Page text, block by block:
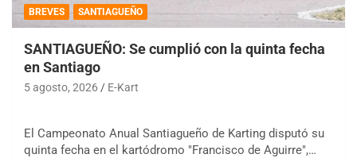
BREVES SANTIAGUEÑO
SANTIAGUEÑO: Se cumplió con la quinta fecha
en Santiago
5 agosto, 2026 E-Kart
El Campeonato Anual Santiagueño de Karting disputó su
quinta fecha en el kartódromo "Francisco de Aguirre",…